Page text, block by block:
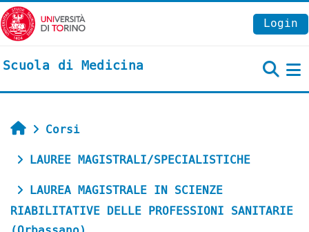
Vai al contenuto principale
Login
Scuola di Medicina
Home
Corsi
LAUREE MAGISTRALI/SPECIALISTICHE
LAUREA MAGISTRALE IN SCIENZE
RIABILITATIVE DELLE PROFESSIONI SANITARIE